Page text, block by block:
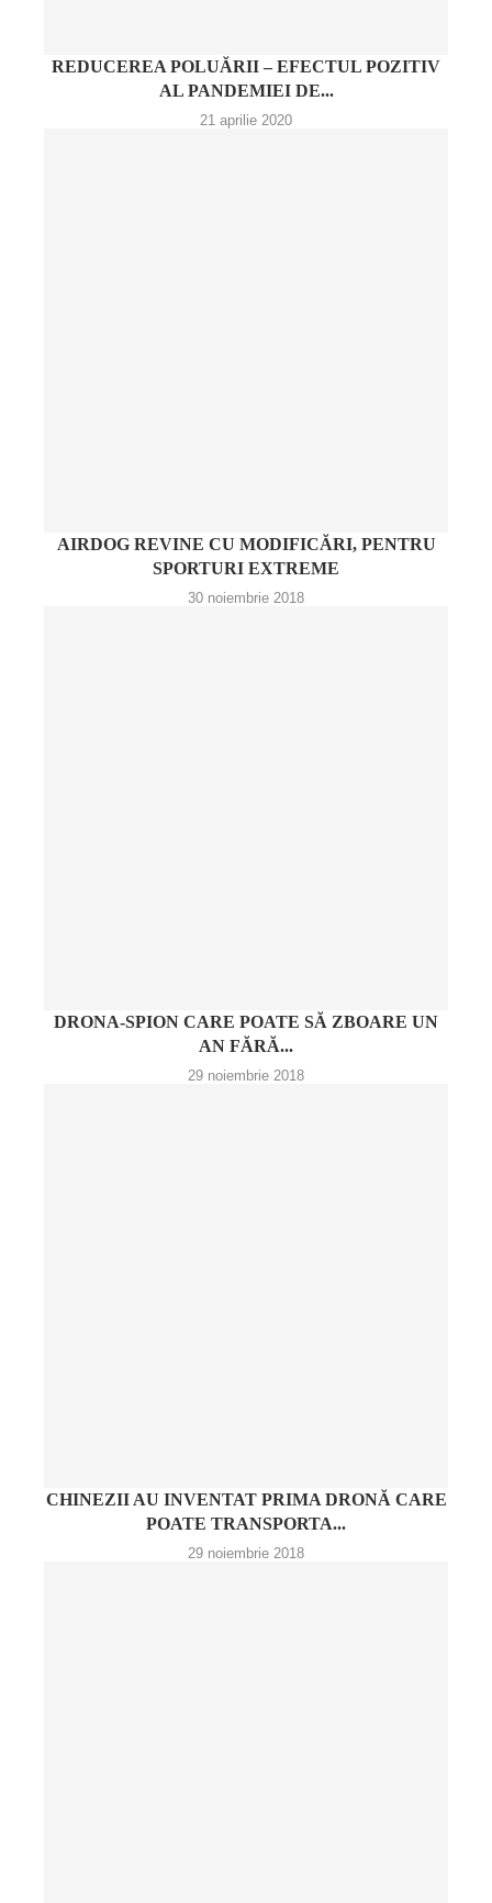
REDUCEREA POLUĂRII – EFECTUL POZITIV
AL PANDEMIEI DE...
21 aprilie 2020
AIRDOG REVINE CU MODIFICĂRI, PENTRU
SPORTURI EXTREME
30 noiembrie 2018
DRONA-SPION CARE POATE SĂ ZBOARE UN
AN FĂRĂ...
29 noiembrie 2018
CHINEZII AU INVENTAT PRIMA DRONĂ CARE
POATE TRANSPORTA...
29 noiembrie 2018